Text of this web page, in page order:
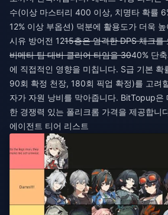
수(이상 마스터리 400 이상, 치명타 확률
12% 이상 부옵션) 덕분에 활용도가 더욱
시유 방어전 1215층은 엄격한 DPS 체크를
비메타 팀 대비 클리어 타임을 3040% 단
에 직접적인 영향을 미칩니다. S급 기본
90회 확정 천장, 180회 픽업 확정)를 고려
자가 자원 낭비를 막아줍니다. BitTopup은
한 경쟁력 있는 폴리크롬 가격을 제공합니
에이전트 티어 리스트